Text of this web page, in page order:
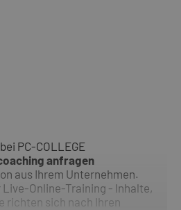
PC-COLLEGE
anfragen
aus Ihrem Unternehmen.
Online-Training - Inhalte,
richten sich nach Ihren